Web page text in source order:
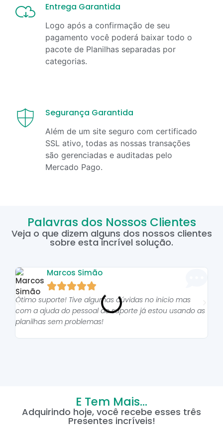
Entrega Garantida
Logo após a confirmação de seu
pagamento você poderá baixar todo o
pacote de Planilhas separadas por
categorias.
Segurança Garantida
Além de um site seguro com certificado
SSL ativo, todas as nossas transações
são gerenciadas e auditadas pelo
Mercado Pago.
Palavras dos Nossos Clientes
Veja o que dizem alguns dos nossos clientes
sobre esta incrível solução.
Marcos Simão

Ótimo suporte! Tive algumas dúvidas no inicio mas
com a ajuda do pessoal do suporte já estou usando as
planilhas sem problemas!
E Tem Mais...
Adquirindo hoje, você recebe esses três
Presentes incríveis!